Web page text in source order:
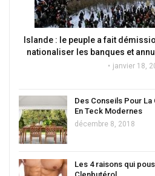
Islande : le peuple a fait
nationaliser les banques et
janvier 18,
Des Conseils Pour
En Teck Modernes
décembre 8, 2018
Les 4 raisons qui